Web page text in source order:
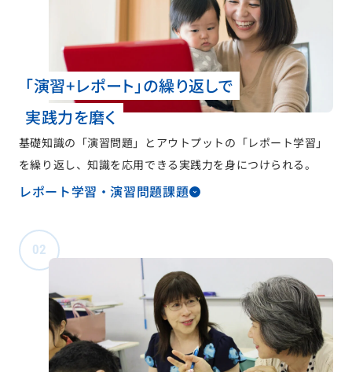
「演習＋レポート」の繰り返しで
実践力を磨く
基礎知識の「演習問題」とアウトプットの「レポート学習」
を繰り返し、知識を応用できる実践力を身につけられる。
レポート学習・演習問題課題
02